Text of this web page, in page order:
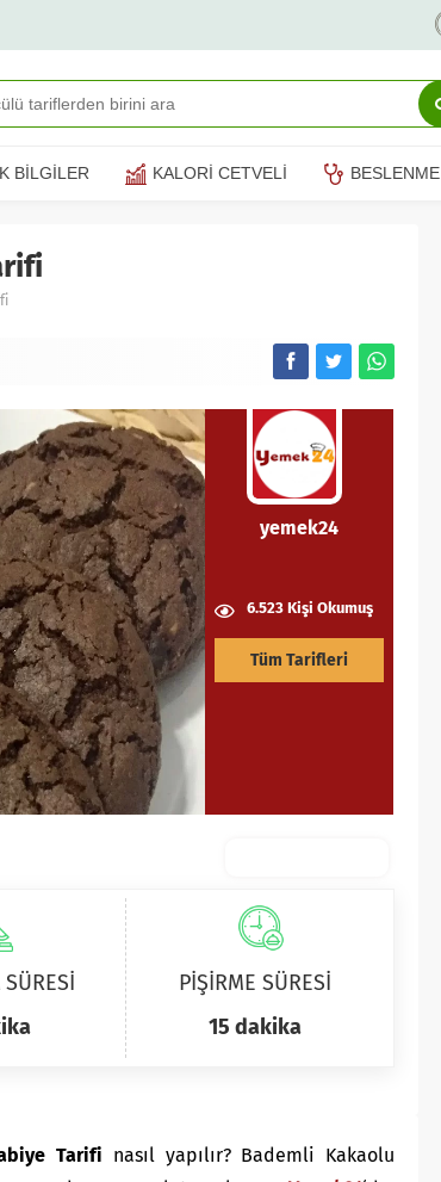
BİLGİLER KALORİ CETVELİ BESLENME
yemek24
6.523 Kişi Okumuş
Tüm Tarifleri
PİŞİRME SÜRESİ
15 dakika
Tarifi nasıl yapılır? Bademli Kakaolu